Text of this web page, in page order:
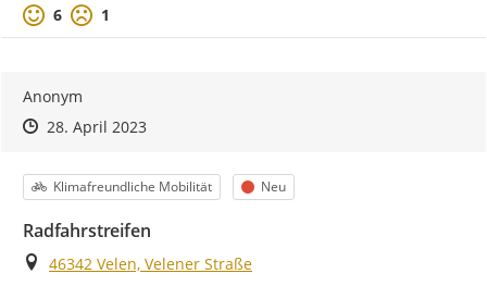
Positive Bewertung
6 Negative Bewertung
1
Anonym
Zeitpunkt des Erstellens
Zeitpunkt des Erstellens
28. April 2023Zur Äußerung
Kategorie
Klimafreundliche Mobilität Status
Neu
Radfahrstreifen
Ort
46342 Velen, Velener Straße